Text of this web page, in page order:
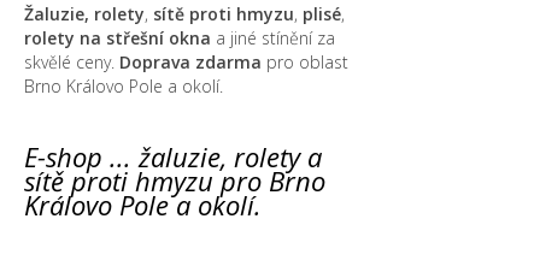
Žaluzie, rolety, sítě proti hmyzu, plisé,
rolety na střešní okna a jiné stínění za
skvělé ceny. Doprava zdarma pro oblast
Brno Královo Pole a okolí.
E-shop ... žaluzie, rolety a
sítě proti hmyzu pro Brno
Královo Pole a okolí.